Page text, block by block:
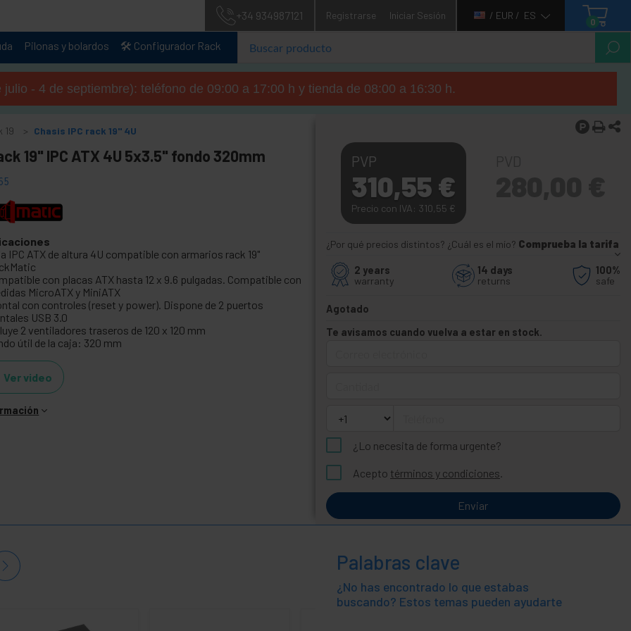
+34 934987121 Registrarse Iniciar Sesión / EUR / ES
0
Pilonas y bolardos 🛠️ Configurador Rack
- 4 de septiembre): teléfono de 09:00 a 17:00 h y tienda de 08:00 a 16:30 h.
19 Chasis IPC rack 19" 4U
19" IPC ATX 4U 5x3.5" fondo 320mm
IPC ATX de altura 4U compatible con armarios rack 19"
con placas ATX hasta 12 x 9.6 pulgadas. Compatible con
MicroATX y MiniATX
con controles (reset y power). Dispone de 2 puertos
USB 3.0
2 ventiladores traseros de 120 x 120 mm
útil de la caja: 320 mm
Ver video
PVP
310,55 €
Precio con IVA: 310,55 €
¿Por qué precios distintos? ¿Cuál es el mío? Comprueba la tarifa
2 years
warranty
14 days
returns
100%
safe
Agotado
Te avisamos cuando vuelva a estar en stock.
¿Lo necesita de forma urgente?
Acepto términos y condiciones.
Enviar
Palabras clave
¿No has encontrado lo que estabas
buscando? Estos temas pueden ayudarte